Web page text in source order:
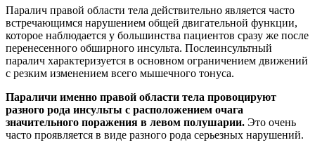
Паралич правой области тела действительно является часто
встречающимся нарушением общей двигательной функции,
которое наблюдается у большинства пациентов сразу же после
перенесенного обширного инсульта. Послеинсультный
паралич характеризуется в основном ограничением движений
с резким изменением всего мышечного тонуса.
Параличи именно правой области тела провоцируют
разного рода инсульты с расположением очага
значительного поражения в левом полушарии. Это очень
часто проявляется в виде разного рода серьезных нарушений.